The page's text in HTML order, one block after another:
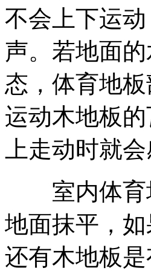
不会上下运
声。若地面
态，体育地
运动木地板
上走动时就
室内体育
地面抹平，
还有木地板